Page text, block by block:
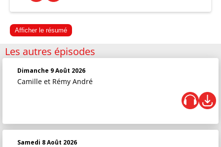
Afficher le résumé
Les autres épisodes
Dimanche 9 Août 2026
Camille et Rémy André
Samedi 8 Août 2026